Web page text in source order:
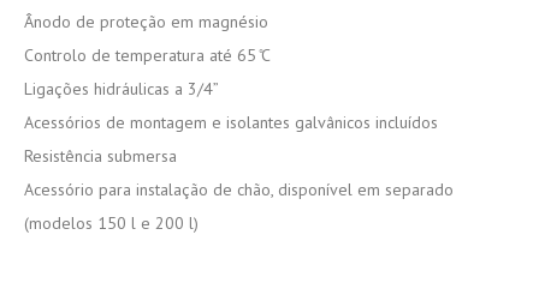
Ânodo de proteção em magnésio
Controlo de temperatura até 65 ̊C
Ligações hidráulicas a 3/4”
Acessórios de montagem e isolantes galvânicos incluídos
Resistência submersa
Acessório para instalação de chão, disponível em separado
(modelos 150 l e 200 l)